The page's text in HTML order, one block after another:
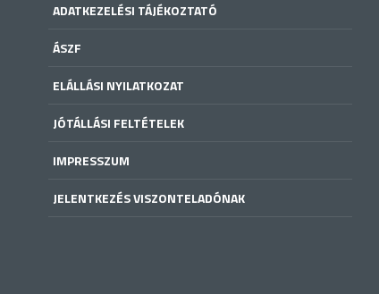
ADATKEZELÉSI TÁJÉKOZTATÓ
ÁSZF
ELÁLLÁSI NYILATKOZAT
JÓTÁLLÁSI FELTÉTELEK
IMPRESSZUM
JELENTKEZÉS VISZONTELADÓNAK